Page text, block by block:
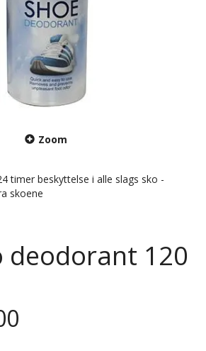
Zoom
timer beskyttelse i alle slags sko -
skoene
deodorant 120